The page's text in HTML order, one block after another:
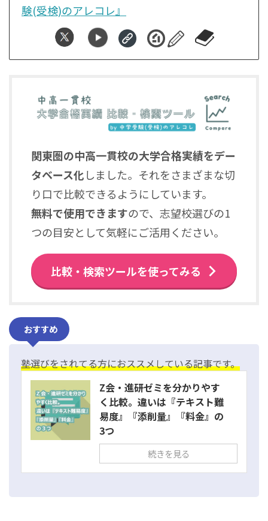
験(受検)のアレコレ』
関東圏の中高一貫校の大学合格実績をデー
タベース化しました。それをさまざまな切
り口で比較できるようにしています。
無料で使用できますので、志望校選びの1
つの目安として気軽にご活用ください。
比較・検索ツールを使ってみる
おすすめ
塾選びをされてる方におススメしている記事です。
Z会・進研ゼミを分かりやす
く比較。違いは『テキスト難
易度』『添削量』『料金』の
3つ
続きを見る